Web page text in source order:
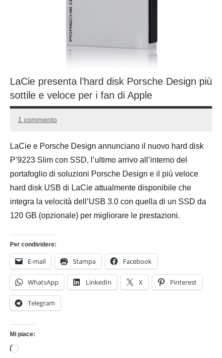
LaCie presenta l’hard disk Porsche Design più
sottile e veloce per i fan di Apple
31
2016
Andrea
1 commento
LaCie e Porsche Design annunciano il nuovo hard disk
P’9223 Slim con SSD, l’ultimo arrivo all’interno del
portafoglio di soluzioni Porsche Design e il più veloce
hard disk USB di LaCie attualmente disponibile che
integra la velocità dell’USB 3.0 con quella di un SSD da
120 GB (opzionale) per migliorare le prestazioni.
Per condividere:
E-mail Stampa Facebook
WhatsApp LinkedIn X Pinterest
Telegram
Mi piace:
Caricamento